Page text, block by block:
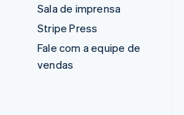
Sala de imprensa
Stripe Press
Fale com a equipe de
vendas